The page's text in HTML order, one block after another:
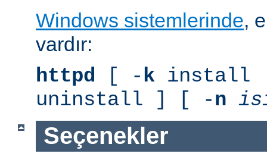
Windows sistemlerinde,
vardır:
httpd [ -k install
uninstall ] [ -n
Seçenekler